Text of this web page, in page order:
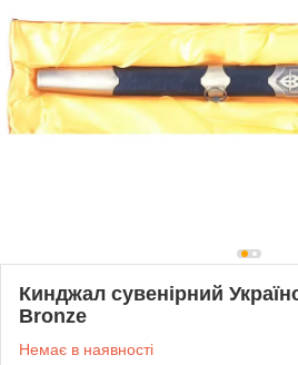
Кинджал сувенірний
Bronze
Немає в наявності